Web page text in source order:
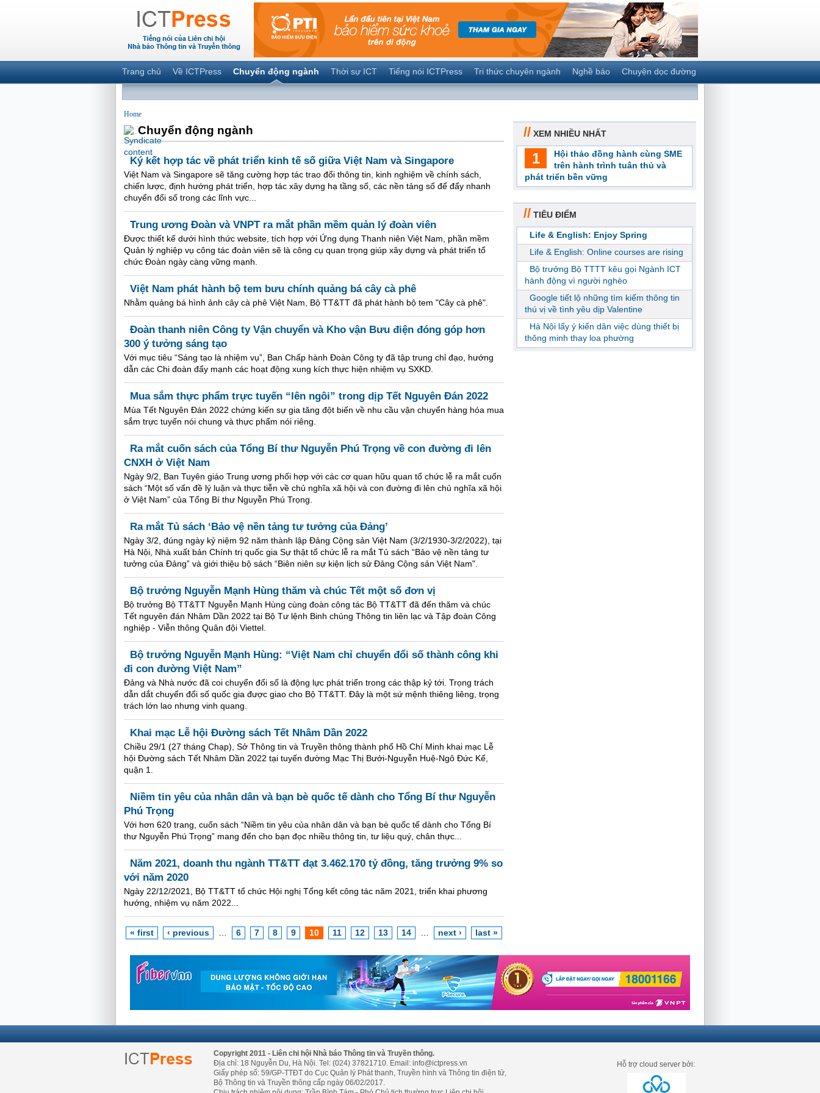
Trang chủ Về ICTPress Chuyển động ngành Thời sự ICT Tiếng nói ICTPress Tri thức chuyên ngành Nghề báo Chuyện dọc đường
Home
Chuyển động ngành
Ký kết hợp tác về phát triển kinh tế số giữa Việt Nam và Singapore
Việt Nam và Singapore sẽ tăng cường hợp tác trao đổi thông tin, kinh nghiệm về chính sách,
chiến lược, định hướng phát triển, hợp tác xây dựng hạ tầng số, các nền tảng số để đẩy nhanh
chuyển đổi số trong các lĩnh vực...
Trung ương Đoàn và VNPT ra mắt phần mềm quản lý đoàn viên
Được thiết kế dưới hình thức website, tích hợp với Ứng dụng Thanh niên Việt Nam, phần mềm
Quản lý nghiệp vụ công tác đoàn viên sẽ là công cụ quan trọng giúp xây dựng và phát triển tổ
chức Đoàn ngày càng vững mạnh.
Việt Nam phát hành bộ tem bưu chính quảng bá cây cà phê
Nhằm quảng bá hình ảnh cây cà phê Việt Nam, Bộ TT&TT đã phát hành bộ tem "Cây cà phê".
Đoàn thanh niên Công ty Vận chuyển và Kho vận Bưu điện đóng góp hơn
300 ý tưởng sáng tạo
Với mục tiêu “Sáng tạo là nhiệm vụ”, Ban Chấp hành Đoàn Công ty đã tập trung chỉ đạo, hướng
dẫn các Chi đoàn đẩy mạnh các hoạt động xung kích thực hiện nhiệm vụ SXKD.
Mua sắm thực phẩm trực tuyến “lên ngôi” trong dịp Tết Nguyên Đán 2022
Mùa Tết Nguyên Đán 2022 chứng kiến sự gia tăng đột biến về nhu cầu vận chuyển hàng hóa mua
sắm trực tuyến nói chung và thực phẩm nói riêng.
Ra mắt cuốn sách của Tổng Bí thư Nguyễn Phú Trọng về con đường đi lên
CNXH ở Việt Nam
Ngày 9/2, Ban Tuyên giáo Trung ương phối hợp với các cơ quan hữu quan tổ chức lễ ra mắt cuốn
sách “Một số vấn đề lý luận và thực tiễn về chủ nghĩa xã hội và con đường đi lên chủ nghĩa xã hội
ở Việt Nam” của Tổng Bí thư Nguyễn Phú Trọng.
Ra mắt Tủ sách ‘Bảo vệ nền tảng tư tưởng của Đảng’
Ngày 3/2, đúng ngày kỷ niệm 92 năm thành lập Đảng Cộng sản Việt Nam (3/2/1930-3/2/2022), tại
Hà Nội, Nhà xuất bản Chính trị quốc gia Sự thật tổ chức lễ ra mắt Tủ sách “Bảo vệ nền tảng tư
tưởng của Đảng” và giới thiệu bộ sách “Biên niên sự kiện lịch sử Đảng Cộng sản Việt Nam".
Bộ trưởng Nguyễn Mạnh Hùng thăm và chúc Tết một số đơn vị
Bộ trưởng Bộ TT&TT Nguyễn Mạnh Hùng cùng đoàn công tác Bộ TT&TT đã đến thăm và chúc
Tết nguyên đán Nhâm Dần 2022 tại Bộ Tư lệnh Binh chủng Thông tin liên lạc và Tập đoàn Công
nghiệp - Viễn thông Quân đội Viettel.
Bộ trưởng Nguyễn Mạnh Hùng: “Việt Nam chỉ chuyển đổi số thành công khi
đi con đường Việt Nam”
Đảng và Nhà nước đã coi chuyển đổi số là động lực phát triển trong các thập kỷ tới. Trọng trách
dẫn dắt chuyển đổi số quốc gia được giao cho Bộ TT&TT. Đây là một sứ mệnh thiêng liêng, trọng
trách lớn lao nhưng vinh quang.
Khai mạc Lễ hội Đường sách Tết Nhâm Dần 2022
Chiều 29/1 (27 tháng Chạp), Sở Thông tin và Truyền thông thành phố Hồ Chí Minh khai mạc Lễ
hội Đường sách Tết Nhâm Dần 2022 tại tuyến đường Mạc Thị Bưởi-Nguyễn Huệ-Ngô Đức Kế,
quận 1.
Niềm tin yêu của nhân dân và bạn bè quốc tế dành cho Tổng Bí thư Nguyễn
Phú Trọng
Với hơn 620 trang, cuốn sách “Niềm tin yêu của nhân dân và bạn bè quốc tế dành cho Tổng Bí
thư Nguyễn Phú Trọng” mang đến cho bạn đọc nhiều thông tin, tư liệu quý, chân thực...
Năm 2021, doanh thu ngành TT&TT đạt 3.462.170 tỷ đồng, tăng trưởng 9% so
với năm 2020
Ngày 22/12/2021, Bộ TT&TT tổ chức Hội nghị Tổng kết công tác năm 2021, triển khai phương
hướng, nhiệm vụ năm 2022...
« first ‹ previous 6 7 8 9 10 11 12 13 14 next › last »
// XEM NHIỀU NHẤT
1
Hội thảo đồng hành cùng SME
trên hành trình tuân thủ và
phát triển bền vững
// TIÊU ĐIỂM
Life & English: Enjoy Spring
Life & English: Online courses are rising
Bộ trưởng Bộ TTTT kêu gọi Ngành ICT
hành động vì người nghèo
Google tiết lộ những tìm kiếm thông tin
thú vị về tình yêu dịp Valentine
Hà Nội lấy ý kiến dân việc dùng thiết bị
thông minh thay loa phường
Copyright 2011 - Liên chi hội Nhà báo Thông tin và Truyền thông.
Địa chỉ: 18 Nguyễn Du, Hà Nội. Tel: (024) 37821710. Email: info@ictpress.vn
Giấy phép số: 59/GP-TTĐT do Cục Quản lý Phát thanh, Truyền hình và Thông tin điện tử,
Bộ Thông tin và Truyền thông cấp ngày 06/02/2017.
Hỗ trợ cloud server bởi: